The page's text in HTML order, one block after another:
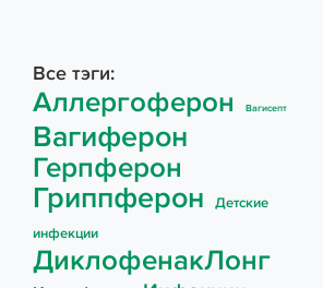
Все тэги:
Аллергоферон Вагисепт
Вагиферон
Герпферон
Гриппферон
Детские
инфекции
ДиклофенакЛонг